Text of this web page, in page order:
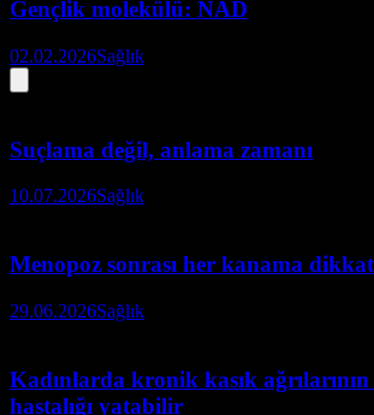
Gençlik molekülü: NAD
02.02.2026Sağlık
Suçlama değil, anlama zamanı
10.07.2026Sağlık
Menopoz sonrası her kanama
29.06.2026Sağlık
Kadınlarda kronik kasık
hastalığı yatabilir